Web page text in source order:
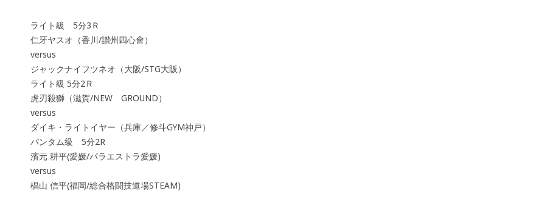
ライト級 5分3Ｒ
仁牙ヤスオ（香川/讃州四心會）
versus
ジャックナイフツネオ（大阪/STG大阪）
ライト級 5分2Ｒ
虎刃殺獅（滋賀/NEW GROUND）
versus
ダイキ・ライトイヤー（兵庫／修斗GYM神戸）
バンタム級 5分2R
濱元 耕平(愛媛/パラエストラ愛媛)
versus
椙山 信平(福岡/総合格闘技道場STEAM)